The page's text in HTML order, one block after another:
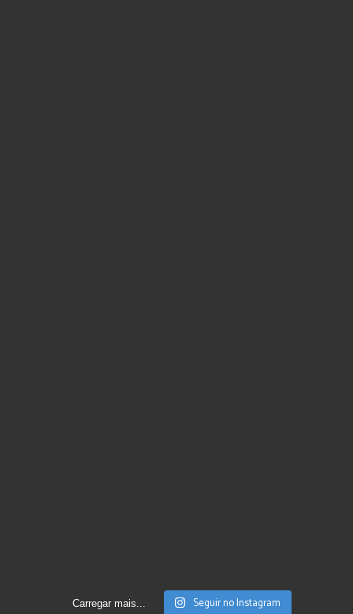
Carregar mais... Seguir no Instagram